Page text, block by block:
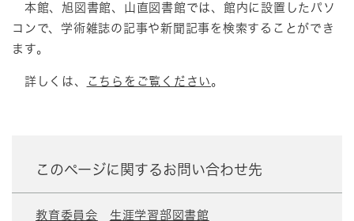
本館、旭図書館、山直図書館では、館内に設置したパソ
コンで、学術雑誌の記事や新聞記事を検索することができ
ます。
詳しくは、 こちらをご覧ください 。
このページに関するお問い合わせ先
教育委員会 生涯学習部図書館